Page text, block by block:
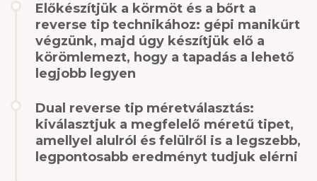
Előkészítjük a körmöt és a bőrt a
reverse tip technikához: gépi manikűrt
végzünk, majd úgy készítjük elő a
körömlemezt, hogy a tapadás a lehető
legjobb legyen
Dual reverse tip méretválasztás:
kiválasztjuk a megfelelő méretű tipet,
amellyel alulról és felülről is a legszebb,
legpontosabb eredményt tudjuk elérni